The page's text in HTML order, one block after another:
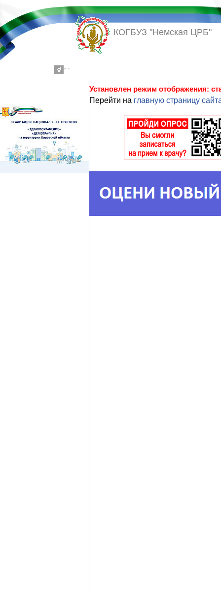
◦ ◦
КОГБУЗ "Немская ЦРБ"
Установлен режим отображения:
Перейти на главную страницу